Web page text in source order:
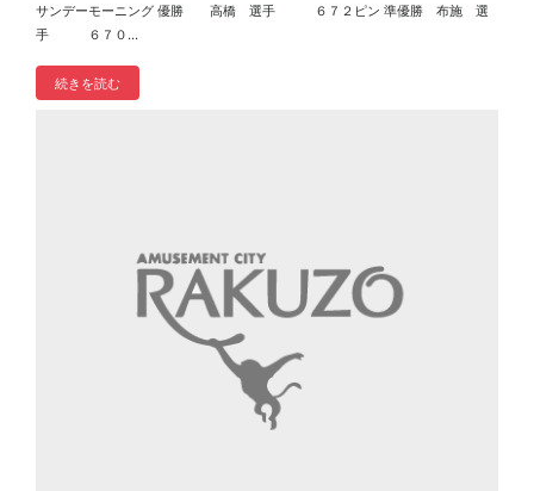
サンデーモーニング 優勝 高橋 選手 ６７２ピン 準優勝 布施 選
手 ６７０...
続きを読む